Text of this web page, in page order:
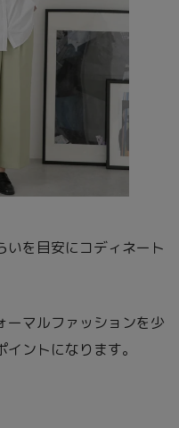
いを目安にコディネート
ーマルファッションを少
ントになります。